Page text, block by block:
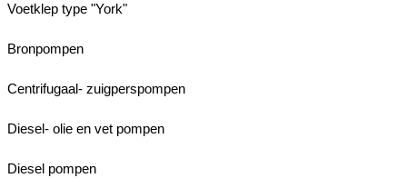
Voetklep type "York"
Bronpompen
Centrifugaal- zuigperspompen
Diesel- olie en vet pompen
Diesel pompen